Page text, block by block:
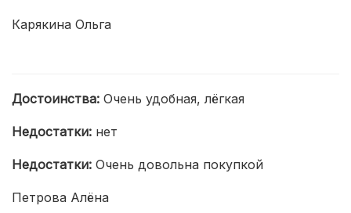
Карякина Ольга
Достоинства: Очень удобная, лёгкая
Недостатки: нет
Недостатки: Очень довольна покупкой
Петрова Алёна